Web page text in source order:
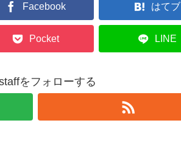
Facebook はてブ
Pocket LINE
をフォローする